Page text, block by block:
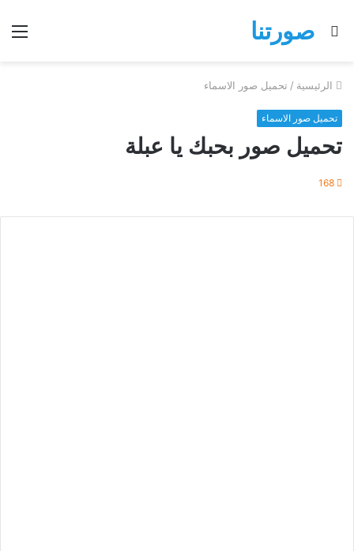
صورتنا
بحث
الرئيسية / تحميل صور الاسماء
تحميل صور الاسماء
تحميل صور بحبك يا عبلة
168